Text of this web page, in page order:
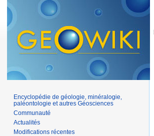
Encyclopédie de géologie, minéralogie,
paléontologie et autres Géosciences
Communauté
Actualités
Modifications récentes